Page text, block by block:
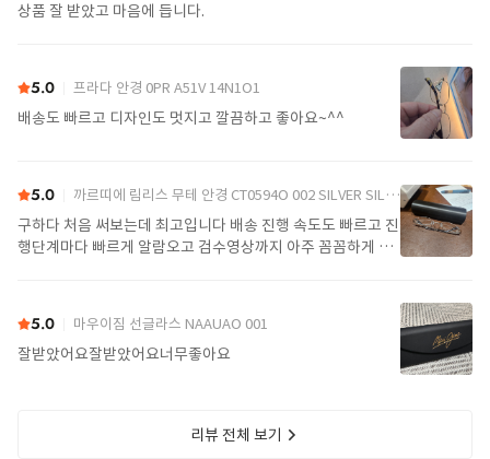
상품 잘 받았고 마음에 듭니다.
5.0 프라다 안경 0PR A51V 14N1O1
배송도 빠르고 디자인도 멋지고 깔끔하고 좋아요~^^
5.0 까르띠에 림리스 무테 안경 CT0594O 002 SILVER SILVER TRANSPARENT
구하다 처음 써보는데 최고입니다 배송 진행 속도도 빠르고 진
행단계마다 빠르게 알람오고 검수영상까지 아주 꼼꼼하게 찍
5.0 마우이짐 선글라스 NAAUAO 001
잘받았어요잘받았어요너무좋아요
리뷰 전체 보기